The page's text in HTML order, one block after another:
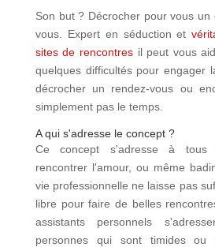
Son but ? Décrocher pour vous un
vous. Expert en séduction et
sites de rencontres il peut vous
quelques difficultés pour engager
décrocher un rendez-vous ou
simplement pas le temps.
A qui s'adresse le concept ?
Ce concept s'adresse à tous
rencontrer l'amour, ou même
vie professionnelle ne laisse pas
libre pour faire de belles
assistants personnels
personnes qui sont timides ou